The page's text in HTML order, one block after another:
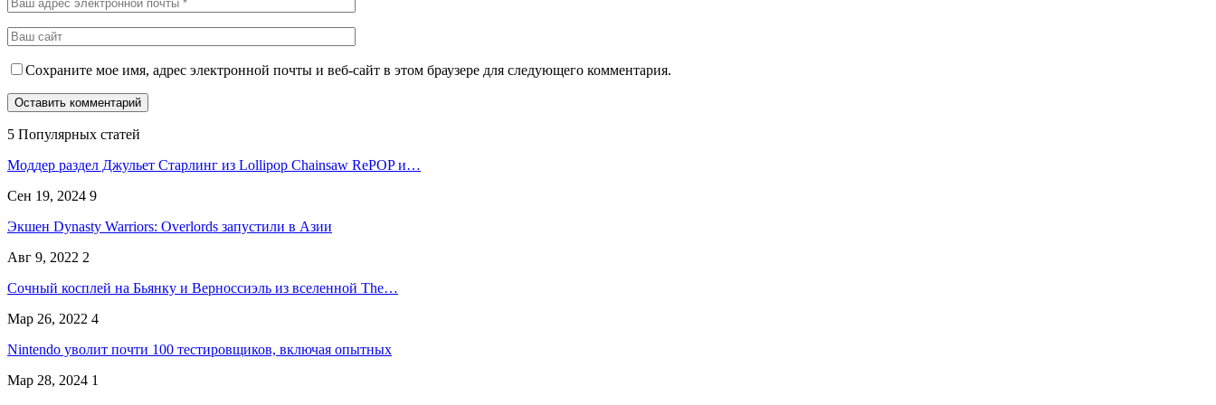
Сохраните мое имя, адрес электронной почты и веб-сайт в этом браузере для следующего комментария.
5 Популярных статей
Моддер раздел Джульет Старлинг из Lollipop Chainsaw RePOP и…
Сен 19, 2024 9
Экшен Dynasty Warriors: Overlords запустили в Азии
Авг 9, 2022 2
Сочный косплей на Бьянку и Верноссиэль из вселенной The…
Мар 26, 2022 4
Nintendo уволит почти 100 тестировщиков, включая опытных
Мар 28, 2024 1